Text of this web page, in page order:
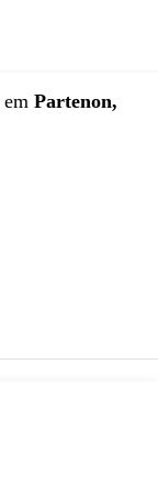
em Partenon,